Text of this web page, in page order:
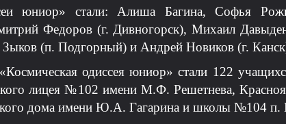
юниор» стали: Алиша Багина, Софья
Федоров (г. Дивногорск), Михаил
(п. Подгорный) и Андрей Новиков (г.
одиссея юниор» стали 122
лицея №102 имени М.Ф. Решетнева,
дома имени Ю.А. Гагарина и школы №104 п.